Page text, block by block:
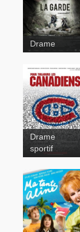
La garde
Drame
Pour
toujours les
canadiens
Drame
sportif